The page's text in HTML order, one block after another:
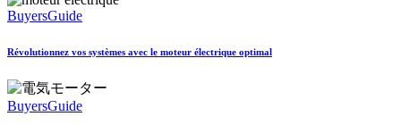
BuyersGuide
Révolutionnez vos systèmes avec le moteur électrique optimal
BuyersGuide